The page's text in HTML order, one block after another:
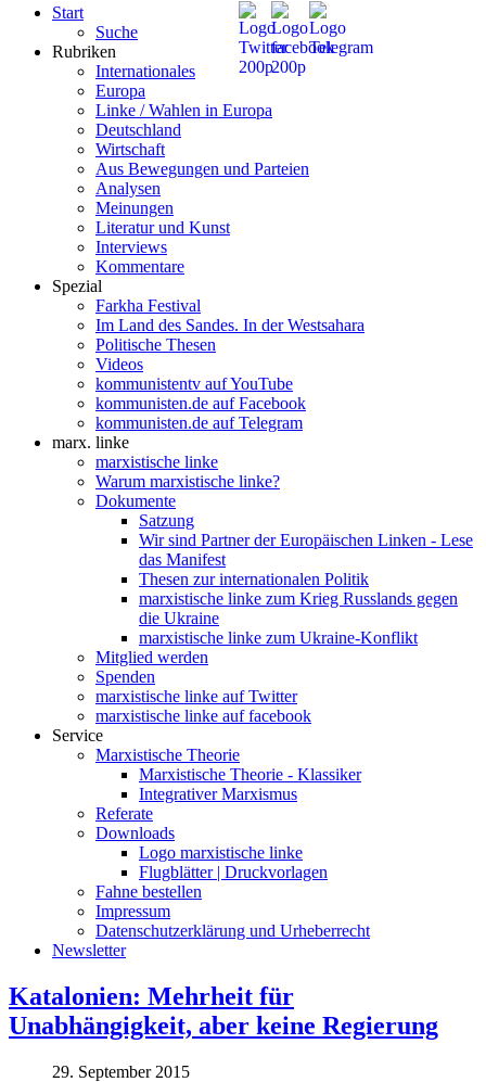
Start
Suche
Rubriken
Internationales
Europa
Linke / Wahlen in Europa
Deutschland
Wirtschaft
Aus Bewegungen und Parteien
Analysen
Meinungen
Literatur und Kunst
Interviews
Kommentare
Spezial
Farkha Festival
Im Land des Sandes. In der Westsahara
Politische Thesen
Videos
kommunistentv auf YouTube
kommunisten.de auf Facebook
kommunisten.de auf Telegram
marx. linke
marxistische linke
Warum marxistische linke?
Dokumente
Satzung
Wir sind Partner der Europäischen Linken - Lese
das Manifest
Thesen zur internationalen Politik
marxistische linke zum Krieg Russlands gegen
die Ukraine
marxistische linke zum Ukraine-Konflikt
Mitglied werden
Spenden
marxistische linke auf Twitter
marxistische linke auf facebook
Service
Marxistische Theorie
Marxistische Theorie - Klassiker
Integrativer Marxismus
Referate
Downloads
Logo marxistische linke
Flugblätter | Druckvorlagen
Fahne bestellen
Impressum
Datenschutzerklärung und Urheberrecht
Newsletter
Katalonien: Mehrheit für
Unabhängigkeit, aber keine Regierung
29. September 2015